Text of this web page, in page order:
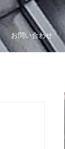
お問い合わせ